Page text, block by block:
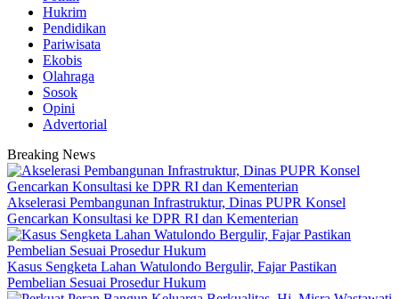
Hukrim
Pendidikan
Pariwisata
Ekobis
Olahraga
Sosok
Opini
Advertorial
Breaking News
Akselerasi Pembangunan Infrastruktur, Dinas PUPR Konsel
Gencarkan Konsultasi ke DPR RI dan Kementerian
‎Kasus Sengketa Lahan Watulondo Bergulir, Fajar Pastikan
Pembelian Sesuai Prosedur Hukum